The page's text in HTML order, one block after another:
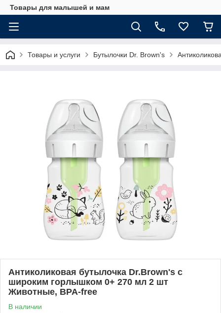
Товары для малышей и мам
Товары и услуги Бутылочки Dr. Brown's
Антиколиковая бутылочка Dr.Brown's с
широким горлышком 0+ 270 мл 2 шт
Животные, BPA-free
В наличии